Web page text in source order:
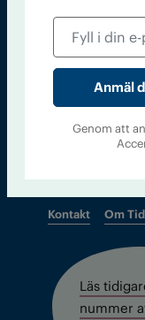
Sveriges
Tidningen
Kontakt Om
Läs
nummer
Genom att